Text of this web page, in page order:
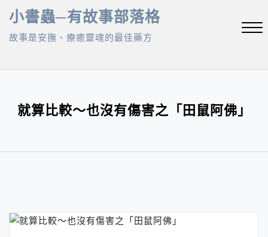
Skip
content
小書蟲─有故事部落格
故事是安撫、療癒靈魂的最佳藥方
就算比較～也沒有傷害之「田鼠阿佛」